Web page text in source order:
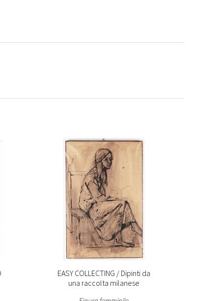
EASY COLLECTING / Dipinti da
una raccolta milanese